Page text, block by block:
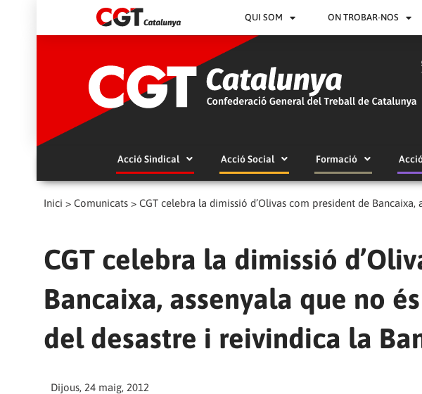
QUI SOM ON TROBAR-NOS
Acció Sindical Acció Social Formació
Inici > Comunicats > CGT celebra la dimissió d’Olivas com president de
CGT celebra la dimissió
Bancaixa, assenyala que no
del desastre i reivindica la
Dijous, 24 maig, 2012